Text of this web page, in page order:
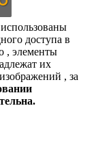
доступа в
, элементы
их
, за